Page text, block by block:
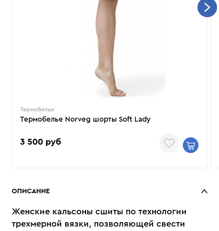
Термобелье
Термобелье Norveg шорты Soft Lady
3 500 руб
ОПИСАНИЕ
Женские кальсоны сшиты по технологии
трехмерной вязки, позволяющей свести